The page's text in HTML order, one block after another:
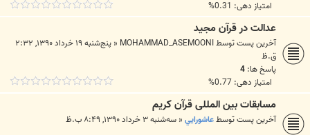
امتیاز دهی: 0.31%
عدالت در قرآن مجید
آخرین پست توسطMOHAMMAD_ASEMOONI
«
پنج‌شنبه ۱۹ خرداد ۱۳۹۰, ۲:۳۲
ق.ظ
پاسخ ها: 4
امتیاز دهی: 0.77%
مسابقات بین المللی قرآن کریم
آخرین پست توسطعاشورايي« سه‌شنبه ۳ خرداد ۱۳۹۰, ۸:۴۹ ب.ظ